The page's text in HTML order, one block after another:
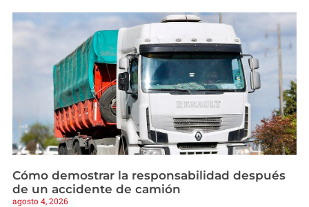
Cómo demostrar la responsabilidad después
de un accidente de camión
agosto 4, 2026